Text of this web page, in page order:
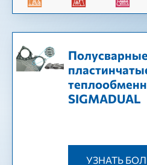
Полусварные
SIGMADUAL
УЗНАТЬ